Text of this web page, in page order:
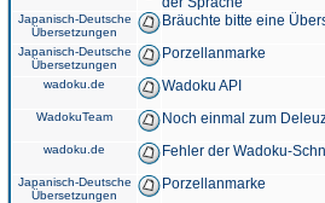
Japanisch-Deutsche
Übersetzungen
Bräuchte bitte eine
Japanisch-Deutsche
Übersetzungen
Porzellanmarke
wadoku.de Wadoku API
WadokuTeam Noch einmal zum
wadoku.de Fehler der Wadoku-
Japanisch-Deutsche
Übersetzungen
Porzellanmarke